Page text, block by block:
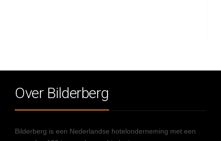
Over Bilderberg
Bilderberg is een Nederlandse hotelonderneming met een